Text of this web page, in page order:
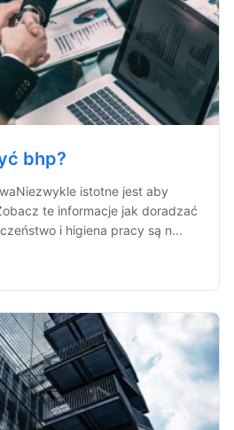
bhp?
istotne jest aby
te informacje jak doradzać
i higiena pracy są n...